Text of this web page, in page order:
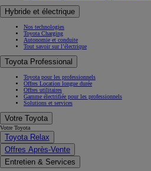
Hybride et électrique
Nos technologies
Toyota Charging
Autonomie et conduite
Tout savoir sur l’électrique
Toyota Professional
Toyota pour les professionnels
Offres Location longue durée
Offres utilitaires
Gamme électrifiée pour les professionnels
Solutions et services
Votre Toyota
Votre Toyota
Toyota Relax
Offres Après-Vente
Entretien & Services